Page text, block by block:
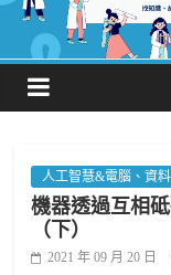
人工智慧&電腦、資
機器透過互相
（下）
2021 年 09 月 20 日